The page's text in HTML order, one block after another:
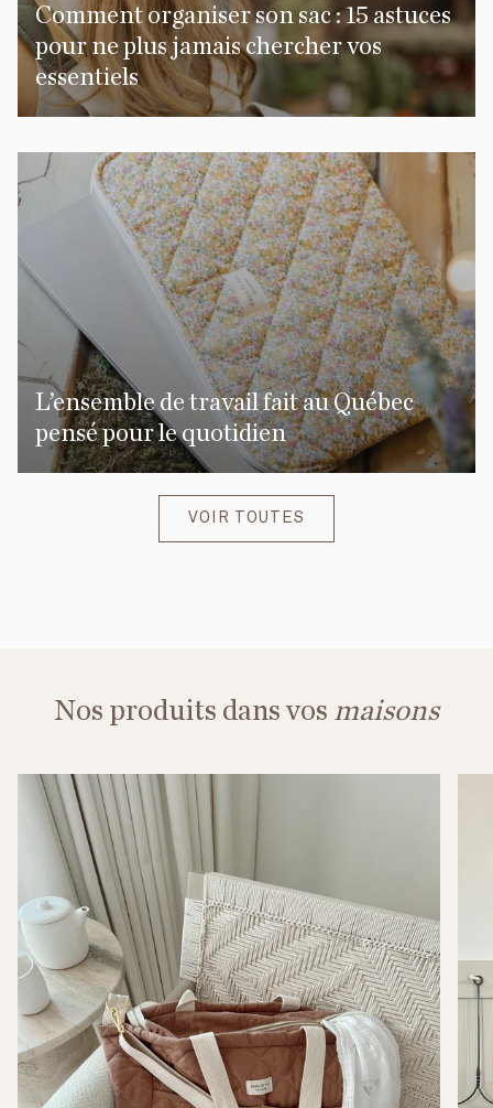
Comment organiser son sac : 15 astuces
pour ne plus jamais chercher vos
essentiels
L’ensemble de travail fait au Québec
pensé pour le quotidien
VOIR TOUTES
Nos produits dans vos maisons